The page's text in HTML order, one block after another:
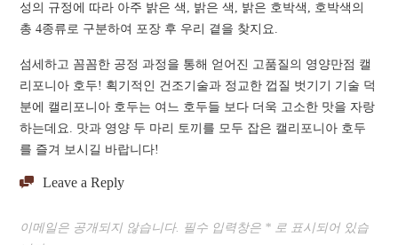
성의 규정에 따라 아주 밝은 색, 밝은 색, 밝은 호박색, 호박색의
총 4종류로 구분하여 포장 후 우리 곁을 찾지요.
섬세하고 꼼꼼한 공정 과정을 통해 얻어진 고품질의 영양만점 캘
리포니아 호두! 획기적인 건조기술과 정교한 껍질 벗기기 기술 덕
분에 캘리포니아 호두는 여느 호두들 보다 더욱 고소한 맛을 자랑
하는데요. 맛과 영양 두 마리 토끼를 모두 잡은 캘리포니아 호두
를 즐겨 보시길 바랍니다!
Leave a Reply
이메일은 공개되지 않습니다. 필수 입력창은 * 로 표시되어 있습